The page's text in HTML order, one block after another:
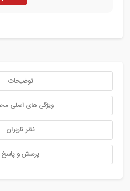
توضیحات
ویژگی های اصلی
نظر کاربران
پرسش و پاسخ